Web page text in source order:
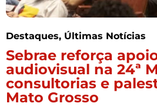
Destaques, Últimas Notícias
Sebrae reforça
audiovisual na 24ª
consultorias e
Mato Grosso